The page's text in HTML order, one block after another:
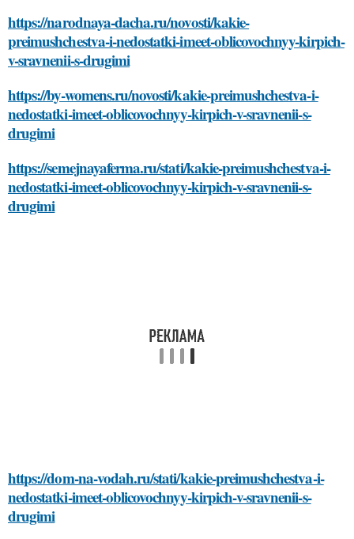
https://narodnaya-dacha.ru/novosti/kakie-
preimushchestva-i-nedostatki-imeet-oblicovochnyy-kirpich-
v-sravnenii-s-drugimi
https://by-womens.ru/novosti/kakie-preimushchestva-i-
nedostatki-imeet-oblicovochnyy-kirpich-v-sravnenii-s-
drugimi
https://semejnayaferma.ru/stati/kakie-preimushchestva-i-
nedostatki-imeet-oblicovochnyy-kirpich-v-sravnenii-s-
drugimi
https://dom-na-vodah.ru/stati/kakie-preimushchestva-i-
nedostatki-imeet-oblicovochnyy-kirpich-v-sravnenii-s-
drugimi